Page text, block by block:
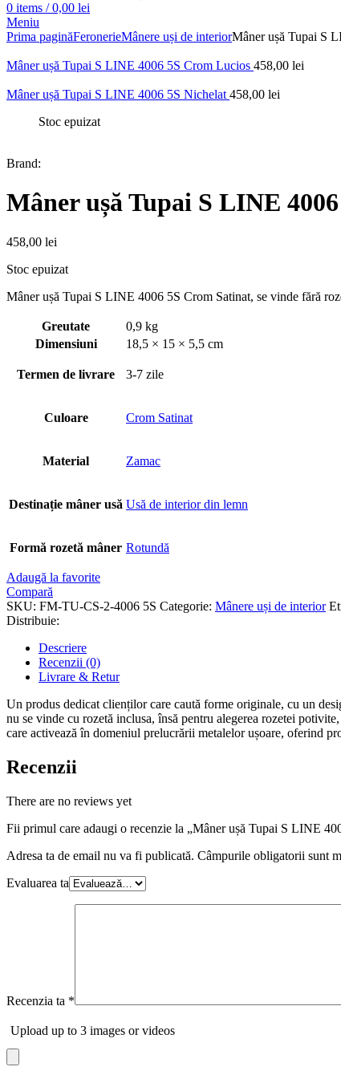
0 items / 0,00 lei
Meniu
Prima paginăFeronerieMânere uși de interiorMâner ușă Tupai S
Mâner ușă Tupai S LINE 4006 5S Crom Lucios 458,00 lei
Mâner ușă Tupai S LINE 4006 5S Nichelat 458,00 lei
Stoc epuizat
Brand:
Mâner ușă Tupai S LINE
458,00 lei
Stoc epuizat
Mâner ușă Tupai S LINE 4006 5S Crom Satinat, se vinde fără
Greutate
0,9 kg
Dimensiuni
18,5 × 15 × 5,5 cm
Termen de livrare 3-7 zile
Culoare Crom Satinat
Material Zamac
Destinație mâner usă Usă de interior din lemn
Formă rozetă mâner Rotundă
Adaugă la favorite
Compară
SKU: FM-TU-CS-2-4006 5S Categorie: Mânere uși de interior
Distribuie:
Descriere
Recenzii (0)
Livrare & Retur
Un produs dedicat clienților care caută forme originale, cu un
nu se vinde cu rozetă inclusa, însă pentru alegerea rozetei
care activează în domeniul prelucrării metalelor ușoare, oferind
Recenzii
There are no reviews yet
Fii primul care adaugi o recenzie la „Mâner ușă Tupai S LINE
Adresa ta de email nu va fi publicată. Câmpurile obligatorii sunt
Evaluarea ta
Recenzia ta *
Upload up to 3 images or videos